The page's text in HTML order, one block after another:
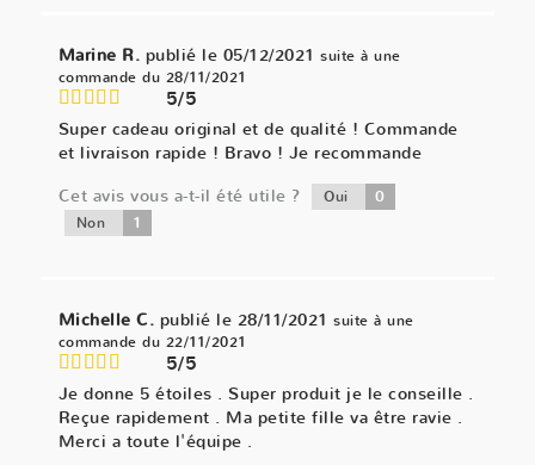
Marine R. publié le 05/12/2021 suite à une
commande du 28/11/2021
5/5
Super cadeau original et de qualité ! Commande
et livraison rapide ! Bravo ! Je recommande
Cet avis vous a-t-il été utile ?
Oui 0
Non 1
Michelle C. publié le 28/11/2021 suite à une
commande du 22/11/2021
5/5
Je donne 5 étoiles . Super produit je le conseille .
Reçue rapidement . Ma petite fille va être ravie .
Merci a toute l'équipe .